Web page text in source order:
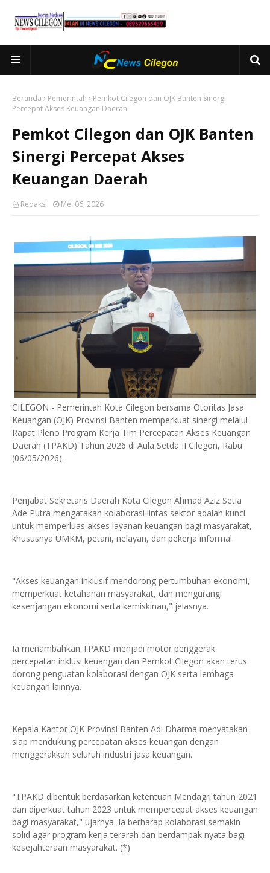
Beranda Pemerintah
Pemkot Cilegon dan OJK Banten Sinergi
Percepat Akses Keuangan Daerah
Pemkot Cilegon dan OJK Banten
Sinergi Percepat Akses
Keuangan Daerah
Redaksi Mei 06, 2026
CILEGON - Pemerintah Kota Cilegon bersama Otoritas Jasa
Keuangan (OJK) Provinsi Banten memperkuat sinergi melalui
Rapat Pleno Program Kerja Tim Percepatan Akses Keuangan
Daerah (TPAKD) Tahun 2026 di Aula Setda II Cilegon, Rabu
(06/05/2026).
Penjabat Sekretaris Daerah Kota Cilegon Ahmad Aziz Setia
Ade Putra mengatakan kolaborasi lintas sektor adalah kunci
untuk memperluas akses layanan keuangan bagi masyarakat,
khususnya UMKM, petani, nelayan, dan pekerja informal.
"Akses keuangan inklusif mendorong pertumbuhan ekonomi,
memperkuat ketahanan masyarakat, dan mengurangi
kesenjangan ekonomi serta kemiskinan," jelasnya.
Ia menambahkan TPAKD menjadi motor penggerak
percepatan inklusi keuangan dan Pemkot Cilegon akan terus
dorong penguatan kolaborasi dengan OJK serta lembaga
keuangan lainnya.
Kepala Kantor OJK Provinsi Banten Adi Dharma menyatakan
siap mendukung percepatan akses keuangan dengan
menggerakkan seluruh industri jasa keuangan.
"TPAKD dibentuk berdasarkan ketentuan Mendagri tahun 2021
dan diperkuat tahun 2023 untuk mempercepat akses keuangan
bagi masyarakat," ujarnya. Ia berharap kolaborasi semakin
solid agar program kerja terarah dan berdampak nyata bagi
kesejahteraan masyarakat. (*)